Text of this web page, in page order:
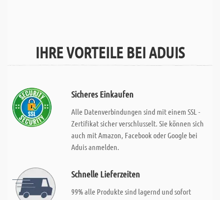
IHRE VORTEILE BEI ADUIS
Sicheres Einkaufen
Alle Datenverbindungen sind mit einem SSL -
Zertifikat sicher verschlusselt. Sie können sich
auch mit Amazon, Facebook oder Google bei
Aduis anmelden.
Schnelle Lieferzeiten
99% alle Produkte sind lagernd und sofort